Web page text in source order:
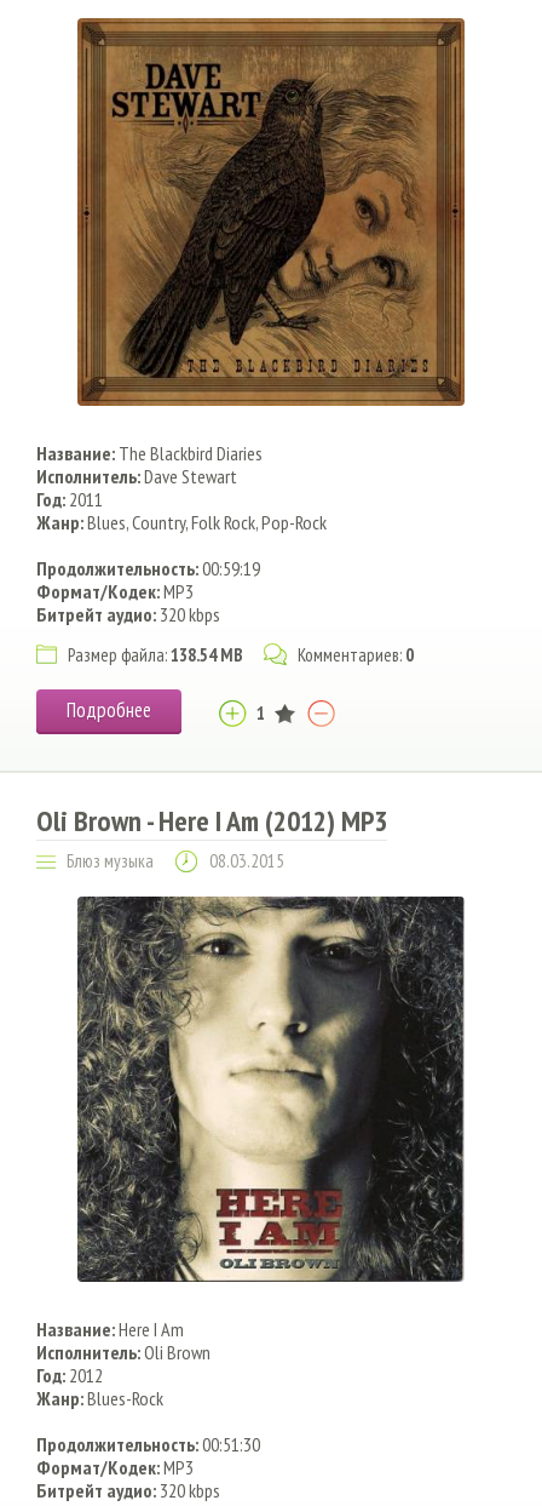
Название: The Blackbird Diaries
Исполнитель:Dave Stewart
Год: 2011
Жанр:Blues, Country, Folk Rock, Pop-Rock
Продолжительность:00:59:19
Формат/Кодек:MP3
Битрейт аудио: 320 kbps
Размер файла:138.54 MB Комментариев: 0
Подробнее 1
Oli Brown - Here I Am (2012) MP3
Блюз музыка 08.03.2015
Название:Here I Am
Исполнитель:Oli Brown
Год: 2012
Жанр:Blues-Rock
Продолжительность:00:51:30
Формат/Кодек:MP3
Битрейт аудио: 320 kbps